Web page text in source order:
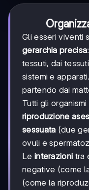
Gli esseri viventi
gerarchia precisa
tessuti, dai
sistemi e
partendo dai
Tutti gli organismi
riproduzione
sessuata (due
ovuli e
Le interazioni tra
negative (come
(come la